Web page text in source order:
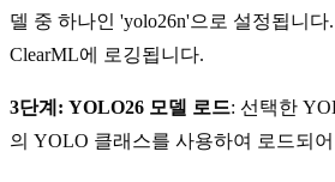
델 중 하나인 'yolo26n'으로 설정됩니
ClearML에 로깅됩니다.
3단계: YOLO26 모델 로드: 선택한
의 YOLO 클래스를 사용하여 로드되